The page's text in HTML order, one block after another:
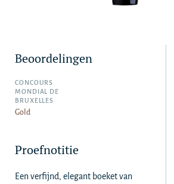
Beoordelingen
CONCOURS
MONDIAL DE
BRUXELLES
Gold
Proefnotitie
Een verfijnd, elegant boeket van